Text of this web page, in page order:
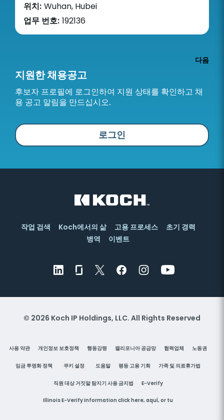
위치: Wuhan, Hubei
업무 번호: 192136
다음
지원한 채용공고
후보자 프로필에 로그인하여 지원 상태를 확인하고 채
용 공고 알림을 만드십시오.
로그인
작업 검색 Koch에서의 삶 고용 프로세스
초기 경력
병역
이벤트
© 2026 Koch IP Holdings, LLC. All Rights Reserved
사용 약관 개인정보 보호정책 행동강령 캘리포니아 공급망 협력업체 노동권
임금 투명화 정책 쿠키 설정 도움말 평등 고용 기회 가족 및 의료휴가법
직원 대상 거짓말 탐지기 사용 금지법 E-Verify
Illinois E-Verify information clickhere, aquí, or tu